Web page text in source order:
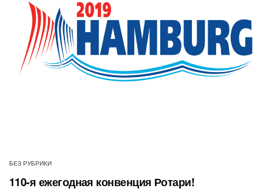
БЕЗ РУБРИКИ
110-я ежегодная конвенция Ротари!